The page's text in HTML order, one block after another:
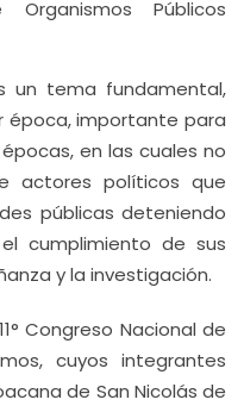
Públicos
un tema fundamental,
época, importante para
en las cuales no
actores políticos que
públicas deteniendo
cumplimiento de sus
y la investigación.
Congreso Nacional de
cuyos integrantes
de San Nicolás de